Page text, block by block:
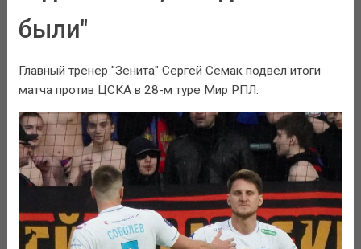
были"
Главный тренер "Зенита" Сергей Семак подвел итоги
матча против ЦСКА в 28-м туре Мир РПЛ.